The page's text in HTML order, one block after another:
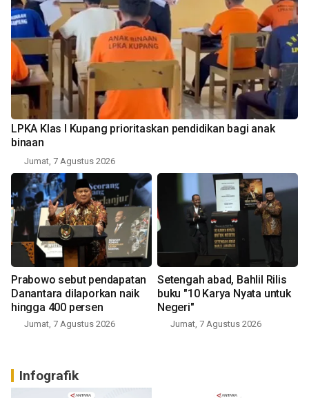
LPKA Klas I Kupang prioritaskan pendidikan bagi anak
binaan
Jumat, 7 Agustus 2026
Prabowo sebut pendapatan
Danantara dilaporkan naik
hingga 400 persen
Jumat, 7 Agustus 2026
Setengah abad, Bahlil Rilis
buku "10 Karya Nyata untuk
Negeri"
Jumat, 7 Agustus 2026
Infografik